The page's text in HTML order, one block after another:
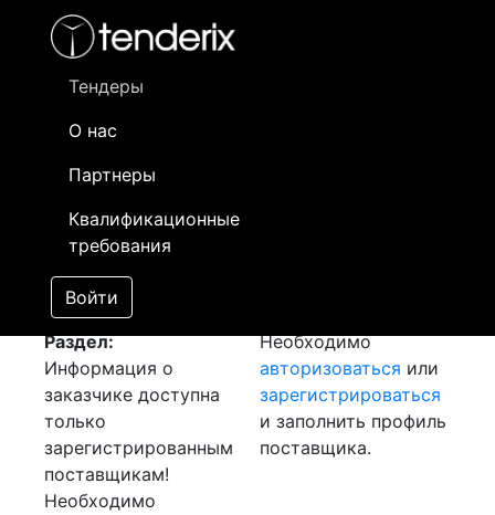
Тендеры
О нас
Партнеры
Квалификационные
требования
Войти
- активный лот
- сохраненный лот (не опубликован)
Закупка провода
(СИП-3) [Завершен]
[Лот не состоялся]
Лот №:81
(покупка товара)
Раздел:
Информация о
заказчике доступна
только
зарегистрированным
поставщикам!
Необходимо
Необходимо
авторизоваться или
зарегистрироваться
и заполнить профиль
поставщика.